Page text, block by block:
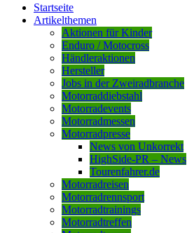
Startseite
Artikelthemen
Aktionen für Kinder
Enduro / Motocross
Händleraktionen
Hersteller
Jobs in der Zweiradbranche
Motorraddiebstahl
Motorradevents
Motorradmessen
Motorradpresse
News von Unkorrekt
HighSide-PR – News
Tourenfahrer.de
Motorradreisen
Motorradrennsport
Motorradtrainings
Motorradtreffen